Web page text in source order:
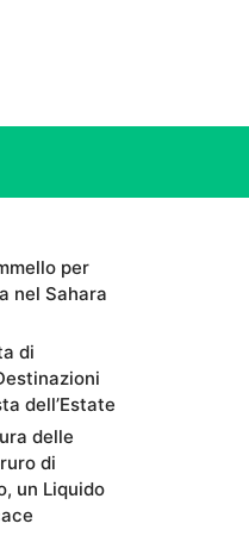
per
nel Sahara
di
dell’Estate
delle
di
un Liquido